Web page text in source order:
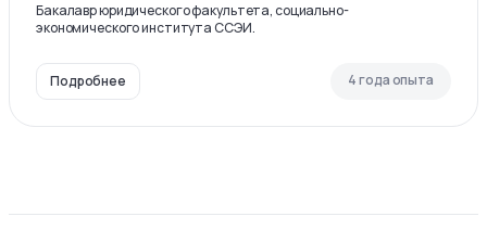
Бакалавр юридического факультета, социально-
экономического института ССЭИ.
Подробнее 4 года опыта